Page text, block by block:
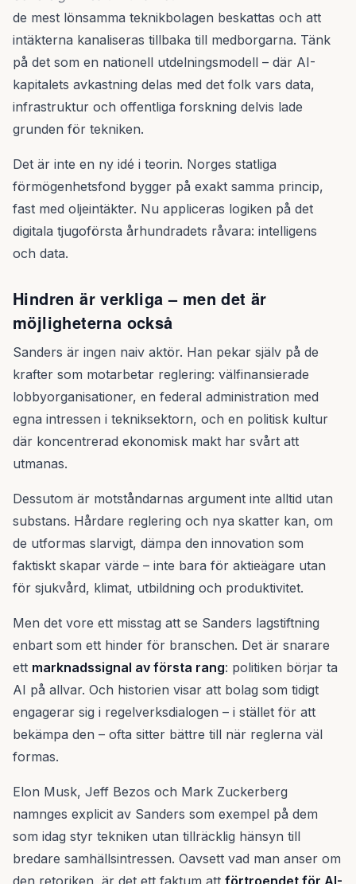
de mest lönsamma teknikbolagen beskattas och att
intäkterna kanaliseras tillbaka till medborgarna. Tänk
på det som en nationell utdelningsmodell – där AI-
kapitalets avkastning delas med det folk vars data,
infrastruktur och offentliga forskning delvis lade
grunden för tekniken.
Det är inte en ny idé i teorin. Norges statliga
förmögenhetsfond bygger på exakt samma princip,
fast med oljeintäkter. Nu appliceras logiken på det
digitala tjugoförsta århundradets råvara: intelligens
och data.
Hindren är verkliga – men det är
möjligheterna också
Sanders är ingen naiv aktör. Han pekar själv på de
krafter som motarbetar reglering: välfinansierade
lobbyorganisationer, en federal administration med
egna intressen i tekniksektorn, och en politisk kultur
där koncentrerad ekonomisk makt har svårt att
utmanas.
Dessutom är motståndarnas argument inte alltid utan
substans. Hårdare reglering och nya skatter kan, om
de utformas slarvigt, dämpa den innovation som
faktiskt skapar värde – inte bara för aktieägare utan
för sjukvård, klimat, utbildning och produktivitet.
Men det vore ett misstag att se Sanders lagstiftning
enbart som ett hinder för branschen. Det är snarare
ett marknadssignal av första rang: politiken börjar ta
AI på allvar. Och historien visar att bolag som tidigt
engagerar sig i regelverksdialogen – i stället för att
bekämpa den – ofta sitter bättre till när reglerna väl
formas.
Elon Musk, Jeff Bezos och Mark Zuckerberg
namnges explicit av Sanders som exempel på dem
som idag styr tekniken utan tillräcklig hänsyn till
bredare samhällsintressen. Oavsett vad man anser om
den retoriken, är det ett faktum att förtroendet för AI-